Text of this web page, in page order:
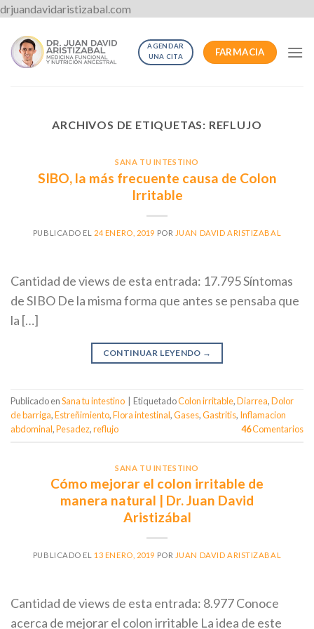
drjuandavidaristizabal.com
content
AGENDAR
UNA CITA
FARMACIA
ARCHIVOS DE ETIQUETAS: REFLUJO
SANA TU INTESTINO
SIBO, la más frecuente causa de Colon
Irritable
PUBLICADO EL 24 ENERO, 2019 POR JUAN DAVID ARISTIZABAL
Cantidad de views de esta entrada: 17.795 Síntomas
de SIBO De la misma forma que antes se pensaba que
la […]
CONTINUAR LEYENDO →
Publicado enSana tu intestino EtiquetadoColon irritable,Diarrea,Dolor
de barriga,Estreñimiento,Flora intestinal,Gases,Gastritis, Inflamacion
abdominal,Pesadez,reflujo 46Comentarios
SANA TU INTESTINO
Cómo mejorar el colon irritable de
manera natural | Dr. Juan David
Aristizábal
PUBLICADO EL 13 ENERO, 2019 POR JUAN DAVID ARISTIZABAL
Cantidad de views de esta entrada: 8.977 Conoce
acerca de mejorar el colon irritable La idea de este